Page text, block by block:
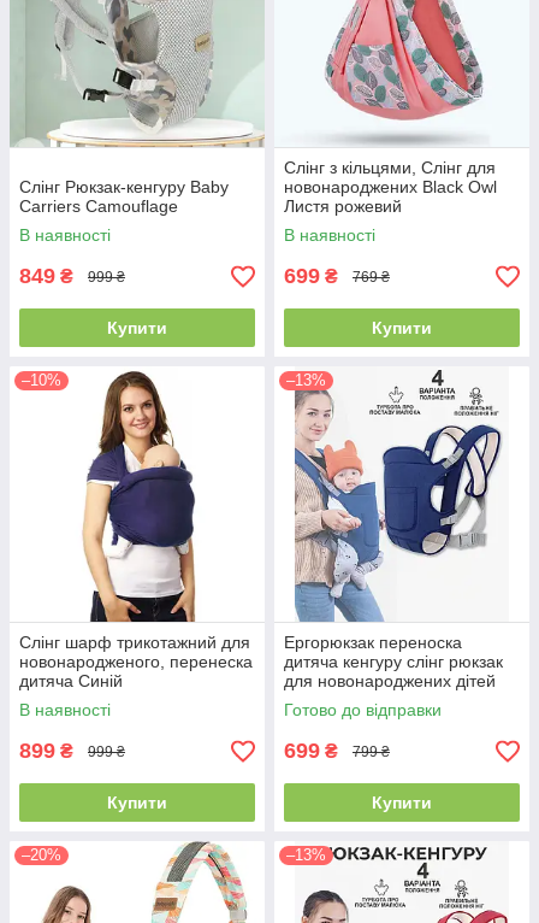
Слінг Рюкзак-кенгуру Baby
Carriers Camouflage
В наявності
849 ₴ 999 ₴
Купити
Слінг з кільцями, Слінг для
новонароджених Black Owl
Листя рожевий
В наявності
699 ₴ 769 ₴
Купити
–10%
Слінг шарф трикотажний для
новонародженого, перенеска
дитяча Синій
В наявності
899 ₴ 999 ₴
Купити
–13%
Ергорюкзак переноска
дитяча кенгуру слінг рюкзак
для новонароджених дітей
малюків до 15кг 4 положення
Baby Carrier синій
Готово до відправки
699 ₴ 799 ₴
Купити
–20% –13%